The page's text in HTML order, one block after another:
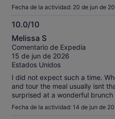
Fecha de la actividad: 20 de jun de
10.0/10
10.0
sobre
10
Melissa S
Comentario de Expedia
15 de jun de 2026
Estados Unidos
I did not expect such a time.
and tour the meal usually isnt
surprised at a wonderful
Fecha de la actividad: 14 de jun de